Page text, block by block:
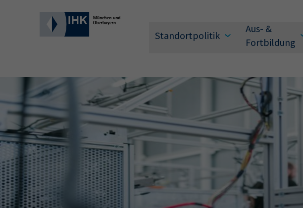
Standortpolitik
Aus- &
Fortbildung
Wonach suchen Sie?